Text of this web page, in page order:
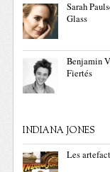
Sarah
Glass
Benjamin
Fiertés
INDIANA JONES
Les